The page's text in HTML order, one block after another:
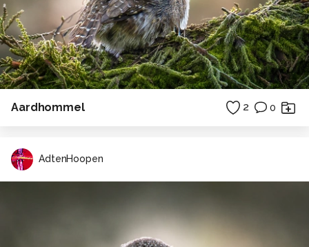
Aardhommel 2 0
AdtenHoopen